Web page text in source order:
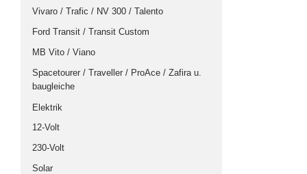
Tisch, Beschläge und Schrauben
Ausbau-Komplett-Sets
VW T4
VW T5/T6
VW Caddy
Vivaro / Trafic / NV 300 / Talento
Ford Transit / Transit Custom
MB Vito / Viano
Spacetourer / Traveller / ProAce / Zafira u.
baugleiche
Elektrik
12-Volt
230-Volt
Solar